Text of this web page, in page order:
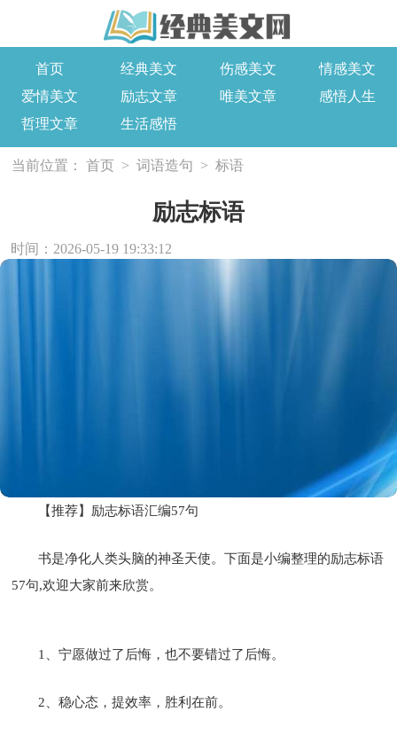
首页 经典美文 伤感美文
情感美文
爱情美文
励志文章 唯美文章
感悟人生
哲理文章
生活感悟
当前位置： 首页 > 词语造句 > 标语
励志标语
时间：2026-05-19 19:33:12
【推荐】励志标语汇编57句
书是净化人类头脑的神圣天使。下面是小编整理的励志标语
57句,欢迎大家前来欣赏。
1、宁愿做过了后悔，也不要错过了后悔。
2、稳心态，提效率，胜利在前。